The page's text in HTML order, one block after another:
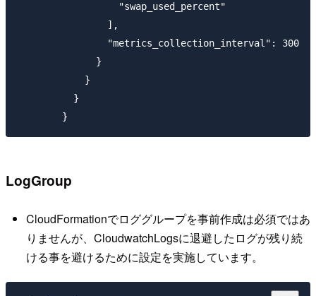
                  "swap_used_percent"
                ],
                "metrics_collection_interval": 300
              }
            }
          }
LogGroup
CloudFormationでロググループを事前作成は必須ではあ
りませんが、CloudwatchLogsに退避したログが残り続
ける事を避けるために設定を実施しています。